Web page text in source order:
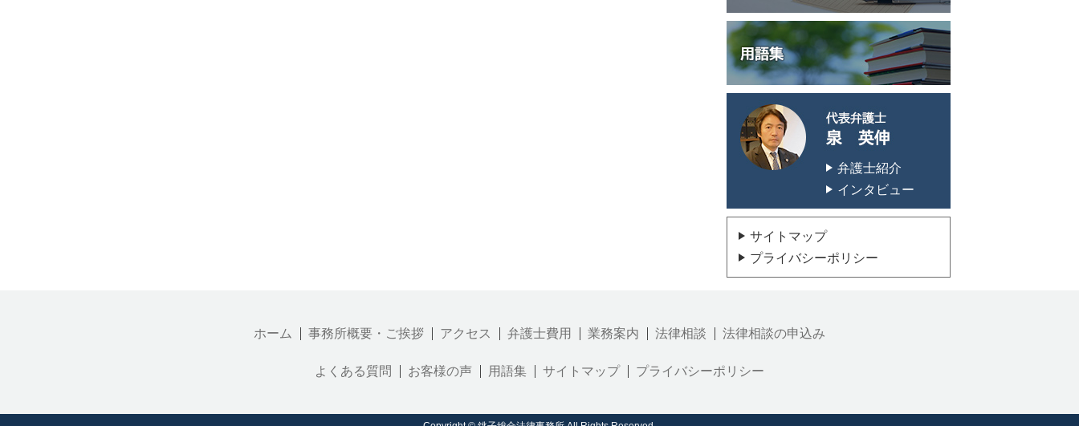
弁護士紹介
インタビュー
サイトマップ
プライバシーポリシー
ホーム 事務所概要・ご挨拶 アクセス 弁護士費用 業務案内 法律相談 法律相談の申込み
よくある質問 お客様の声 用語集 サイトマップ プライバシーポリシー